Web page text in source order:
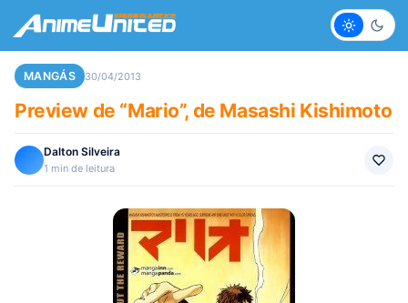
Claro
MANGÁS 30/04/2013
Preview de “Mario”, de Masashi Kishimoto
Dalton Silveira
1 min de leitura